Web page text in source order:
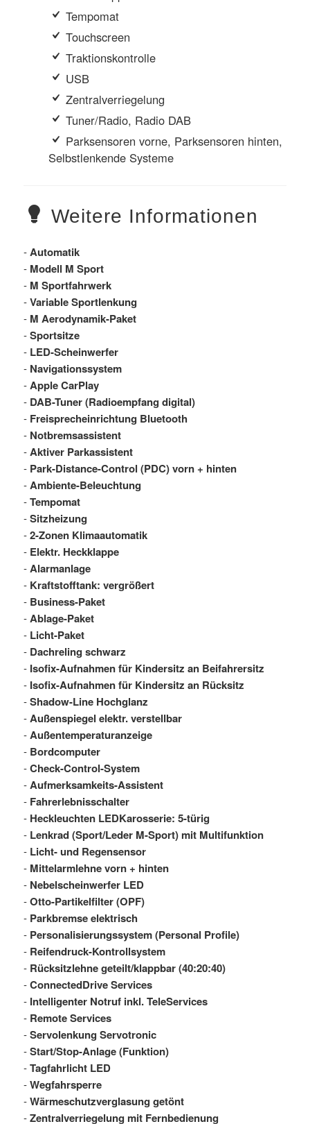
Tempomat
Touchscreen
Traktionskontrolle
USB
Zentralverriegelung
Tuner/Radio, Radio DAB
Parksensoren vorne, Parksensoren hinten,
Selbstlenkende Systeme
Weitere Informationen
-Automatik
- Modell M Sport
- M Sportfahrwerk
-Variable Sportlenkung
- M Aerodynamik-Paket
-Sportsitze
- LED-Scheinwerfer
- Navigationssystem
-Apple CarPlay
- DAB-Tuner (Radioempfang digital)
- Freisprecheinrichtung Bluetooth
- Notbremsassistent
-Aktiver Parkassistent
- Park-Distance-Control (PDC) vorn + hinten
-Ambiente-Beleuchtung
-Tempomat
-Sitzheizung
-2-Zonen Klimaautomatik
- Elektr. Heckklappe
-Alarmanlage
- Kraftstofftank: vergrößert
- Business-Paket
-Ablage-Paket
- Licht-Paket
- Dachreling schwarz
- Isofix-Aufnahmen für Kindersitz an Beifahrersitz
- Isofix-Aufnahmen für Kindersitz an Rücksitz
-Shadow-Line Hochglanz
-Außenspiegel elektr. verstellbar
-Außentemperaturanzeige
- Bordcomputer
-Check-Control-System
-Aufmerksamkeits-Assistent
- Fahrerlebnisschalter
- Heckleuchten LEDKarosserie: 5-türig
- Lenkrad (Sport/Leder M-Sport) mit Multifunktion
- Licht- und Regensensor
- Mittelarmlehne vorn + hinten
- Nebelscheinwerfer LED
-Otto-Partikelfilter (OPF)
- Parkbremse elektrisch
- Personalisierungssystem (Personal Profile)
- Reifendruck-Kontrollsystem
- Rücksitzlehne geteilt/klappbar (40:20:40)
-ConnectedDrive Services
- Intelligenter Notruf inkl. TeleServices
- Remote Services
-Servolenkung Servotronic
-Start/Stop-Anlage (Funktion)
-Tagfahrlicht LED
-Wegfahrsperre
-Wärmeschutzverglasung getönt
-Zentralverriegelung mit Fernbedienung